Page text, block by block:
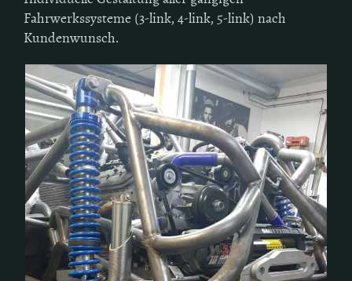
Fahrwerkssysteme (3-link, 4-link, 5-link) nach
Kundenwunsch.